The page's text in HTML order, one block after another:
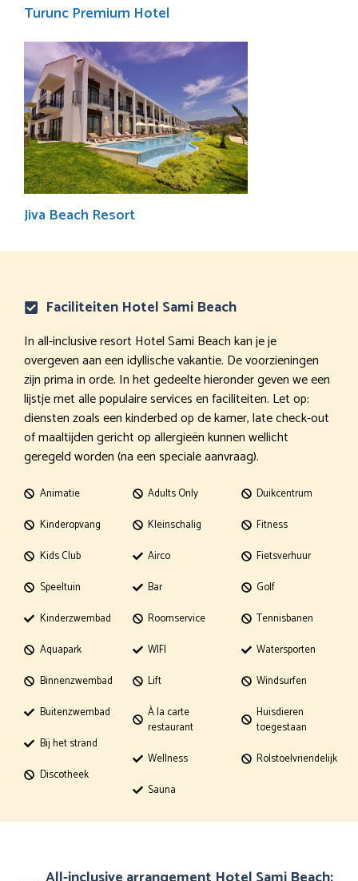
Turunc Premium Hotel
Jiva Beach Resort
Faciliteiten Hotel Sami Beach
In all-inclusive resort Hotel Sami Beach kan je je
overgeven aan een idyllische vakantie. De voorzieningen
zijn prima in orde. In het gedeelte hieronder geven we een
lijstje met alle populaire services en faciliteiten. Let op:
diensten zoals een kinderbed op de kamer, late check-out
of maaltijden gericht op allergieën kunnen wellicht
geregeld worden (na een speciale aanvraag).
Animatie
Kinderopvang
Kids Club
Speeltuin
Kinderzwembad
Aquapark
Binnenzwembad
Buitenzwembad
Bij het strand
Discotheek
Adults Only
Kleinschalig
Airco
Bar
Roomservice
WIFI
Lift
À la carte
restaurant
Wellness
Sauna
Duikcentrum
Fitness
Fietsverhuur
Golf
Tennisbanen
Watersporten
Windsurfen
Huisdieren
toegestaan
Rolstoelvriendelijk